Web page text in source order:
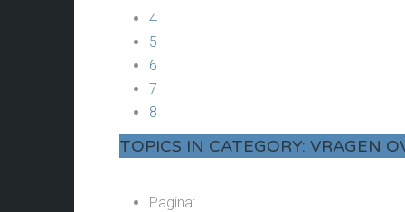
4
5
6
7
8
TOPICS IN CATEGORY: VRAGEN
Pagina: